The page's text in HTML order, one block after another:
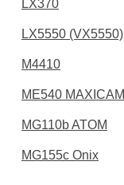
LX370
LX5550 (VX5550)
M4410
ME540 MAXICAM
MG110b ATOM
MG155c Onix